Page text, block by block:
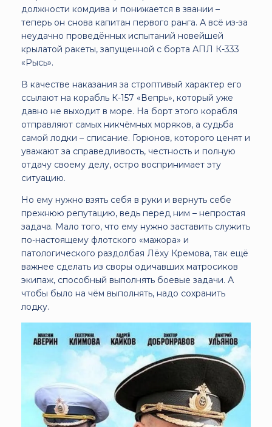
должности комдива и понижается в звании –
теперь он снова капитан первого ранга. А всё из-за
неудачно проведённых испытаний новейшей
крылатой ракеты, запущенной с борта АПЛ К-333
«Рысь».
В качестве наказания за строптивый характер его
ссылают на корабль К-157 «Вепрь», который уже
давно не выходит в море. На борт этого корабля
отправляют самых никчёмных моряков, а судьба
самой лодки – списание. Горюнов, которого ценят и
уважают за справедливость, честность и полную
отдачу своему делу, остро воспринимает эту
ситуацию.
Но ему нужно взять себя в руки и вернуть себе
прежнюю репутацию, ведь перед ним – непростая
задача. Мало того, что ему нужно заставить служить
по-настоящему флотского «мажора» и
патологического раздолбая Лёху Кремова, так ещё
важнее сделать из своры одичавших матросиков
экипаж, способный выполнять боевые задачи. А
чтобы было на чём выполнять, надо сохранить
лодку.